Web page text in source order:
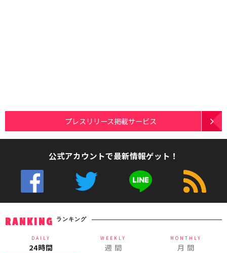
プレスリリース掲載サービス
公式アカウントで最新情報ゲット！
RANKING ランキング
DAILY
24時間
WEEKLY
週 間
MONTHLY
月 間